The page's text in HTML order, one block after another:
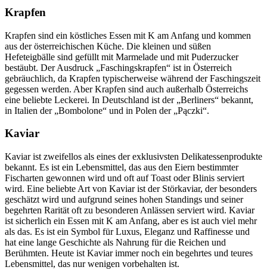
Krapfen
Krapfen sind ein köstliches Essen mit K am Anfang und kommen
aus der österreichischen Küche. Die kleinen und süßen
Hefeteigbälle sind gefüllt mit Marmelade und mit Puderzucker
bestäubt. Der Ausdruck „Faschingskrapfen“ ist in Österreich
gebräuchlich, da Krapfen typischerweise während der Faschingszeit
gegessen werden. Aber Krapfen sind auch außerhalb Österreichs
eine beliebte Leckerei. In Deutschland ist der „Berliners“ bekannt,
in Italien der „Bombolone“ und in Polen der „Pączki“.
Kaviar
Kaviar ist zweifellos als eines der exklusivsten Delikatessenprodukte
bekannt. Es ist ein Lebensmittel, das aus den Eiern bestimmter
Fischarten gewonnen wird und oft auf Toast oder Blinis serviert
wird. Eine beliebte Art von Kaviar ist der Störkaviar, der besonders
geschätzt wird und aufgrund seines hohen Standings und seiner
begehrten Rarität oft zu besonderen Anlässen serviert wird. Kaviar
ist sicherlich ein Essen mit K am Anfang, aber es ist auch viel mehr
als das. Es ist ein Symbol für Luxus, Eleganz und Raffinesse und
hat eine lange Geschichte als Nahrung für die Reichen und
Berühmten. Heute ist Kaviar immer noch ein begehrtes und teures
Lebensmittel, das nur wenigen vorbehalten ist.